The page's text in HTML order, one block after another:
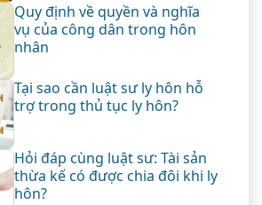
Quy định về quyền và nghĩa
vụ của công dân trong hôn
nhân
Tại sao cần luật sư ly hôn hỗ
trợ trong thủ tục ly hôn?
Hỏi đáp cùng luật sư: Tài sản
thừa kế có được chia đôi khi ly
hôn?